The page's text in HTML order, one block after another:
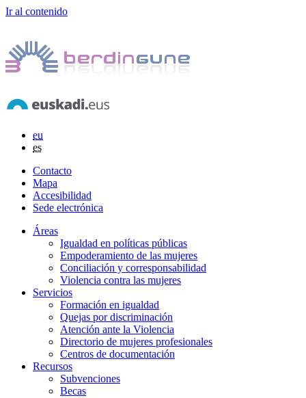
Ir al contenido
eu
es
Contacto
Mapa
Accesibilidad
Sede electrónica
Áreas
Igualdad en políticas públicas
Empoderamiento de las mujeres
Conciliación y corresponsabilidad
Violencia contra las mujeres
Servicios
Formación en igualdad
Quejas por discriminación
Atención ante la Violencia
Directorio de mujeres profesionales
Centros de documentación
Recursos
Subvenciones
Becas